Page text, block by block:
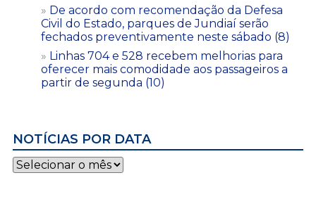
De acordo com recomendação da Defesa
Civil do Estado, parques de Jundiaí serão
fechados preventivamente neste sábado (8)
Linhas 704 e 528 recebem melhorias para
oferecer mais comodidade aos passageiros a
partir de segunda (10)
NOTÍCIAS POR DATA
Notícias
por